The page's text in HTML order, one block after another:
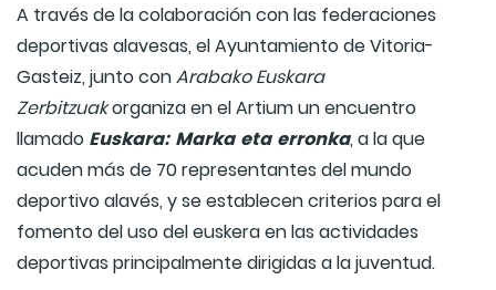
A través de la colaboración con las federaciones
deportivas alavesas, el Ayuntamiento de Vitoria-
Gasteiz, junto conArabako Euskara
Zerbitzuakorganiza en el Artium un encuentro
llamado Euskara: Marka eta erronka, a la que
acuden más de 70 representantes del mundo
deportivo alavés, y se establecen criterios para el
fomento del uso del euskera en las actividades
deportivas principalmente dirigidas a la juventud.